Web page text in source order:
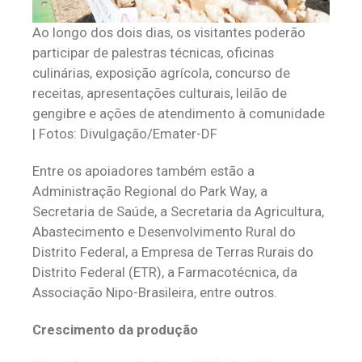
Ao longo dos dois dias, os visitantes poderão
participar de palestras técnicas, oficinas
culinárias, exposição agrícola, concurso de
receitas, apresentações culturais, leilão de
gengibre e ações de atendimento à comunidade
| Fotos: Divulgação/Emater-DF
Entre os apoiadores também estão a
Administração Regional do Park Way, a
Secretaria de Saúde, a Secretaria da Agricultura,
Abastecimento e Desenvolvimento Rural do
Distrito Federal, a Empresa de Terras Rurais do
Distrito Federal (ETR), a Farmacotécnica, da
Associação Nipo-Brasileira, entre outros.
Crescimento da produção